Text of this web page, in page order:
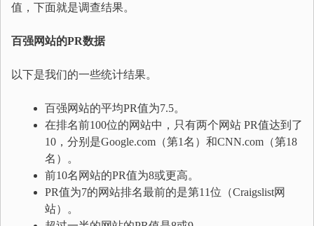
值，下面就是调查结果。
百强网站的PR数据
以下是我们的一些统计结果。
百强网站的平均PR值为7.5。
在排名前100位的网站中，只有两个网站 PR值达到了
10，分别是Google.com（第1名）和CNN.com（第18
名）。
前10名网站的PR值为8或更高。
PR值为7的网站排名最前的是第11位（Craigslist网
站）。